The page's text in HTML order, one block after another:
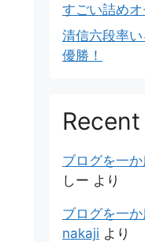
すごい詰め
清信六段率
優勝！
ブログを一
しー より
ブログを一
nakaji より